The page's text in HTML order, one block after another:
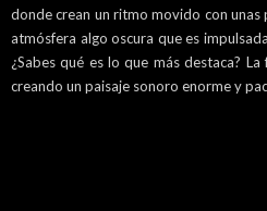
donde crean un ritmo movido con unas
atmósfera algo oscura que es
¿Sabes qué es lo que más destaca?
creando un paisaje sonoro enorme y